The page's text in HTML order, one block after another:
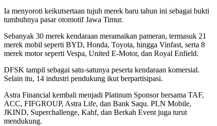
Ia menyoroti keikutsertaan tujuh merek baru tahun ini sebagai bukti
tumbuhnya pasar otomotif Jawa Timur.
Sebanyak 30 merek kendaraan meramaikan pameran, termasuk 21
merek mobil seperti BYD, Honda, Toyota, hingga Vinfast, serta 8
merek motor seperti Vespa, United E-Motor, dan Royal Enfield.
DFSK tampil sebagai satu-satunya peserta kendaraan komersial.
Selain itu, 14 industri pendukung ikut berpartisipasi.
Astra Financial kembali menjadi Platinum Sponsor bersama TAF,
ACC, FIFGROUP, Astra Life, dan Bank Saqu. PLN Mobile,
JKIND, Superchallenge, Kahf, dan Berkah Event juga turut
mendukung.